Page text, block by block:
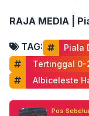
RAJA MEDIA |
TAG: Piala
Tertinggal 0-
Albiceleste
Pos